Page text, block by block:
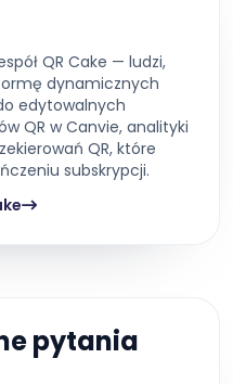
QR Cake — ludzi,
dynamicznych
edytowalnych
QR w Canvie, analityki
QR, które
subskrypcji.
pytania